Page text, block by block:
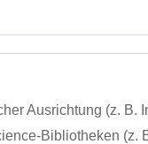
Ausrichtung (z.
Bibliotheken (z.